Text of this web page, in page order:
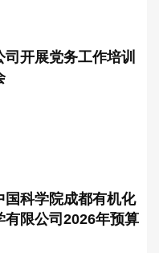
司开展党务工作培训
国科学院成都有机化
有限公司2026年预算